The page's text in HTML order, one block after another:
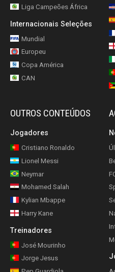
Liga Campeões África
Internacionais Seleções
Mundial
Europeu
Copa América
CAN
OUTROS CONTEÚDOS
Jogadores
Cristiano Ronaldo
Lionel Messi
Neymar
Mohamed Salah
Kylian Mbappe
Harry Kane
Treinadores
José Mourinho
Jorge Jesus